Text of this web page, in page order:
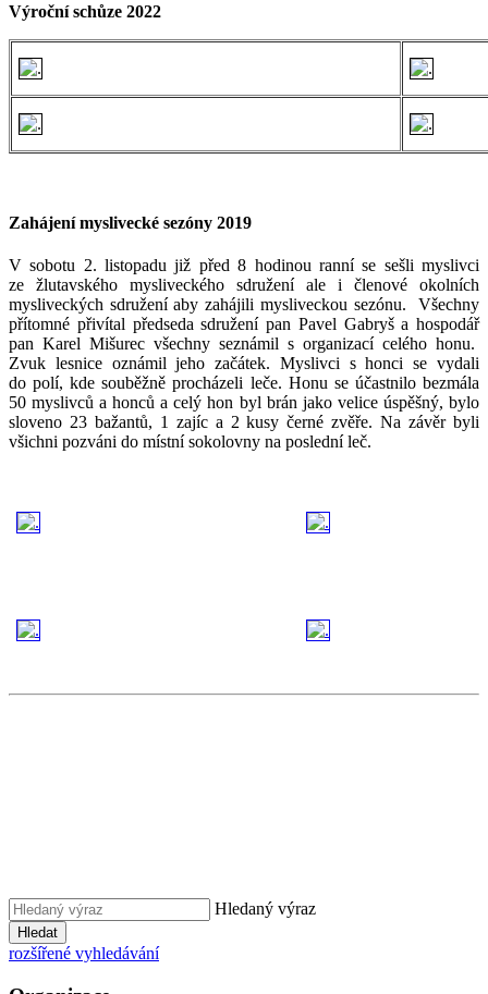
Výroční schůze 2022
Zahájení myslivecké sezóny 2019
V sobotu 2. listopadu již před 8 hodinou ranní se sešli myslivci
ze žlutavského mysliveckého sdružení ale i členové okolních
mysliveckých sdružení aby zahájili mysliveckou sezónu. Všechny
přítomné přivítal předseda sdružení pan Pavel Gabryš a hospodář
pan Karel Mišurec všechny seznámil s organizací celého honu.
Zvuk lesnice oznámil jeho začátek. Myslivci s honci se vydali
do polí, kde souběžně procházeli leče. Honu se účastnilo bezmála
50 myslivců a honců a celý hon byl brán jako velice úspěšný, bylo
sloveno 23 bažantů, 1 zajíc a 2 kusy černé zvěře. Na závěr byli
všichni pozváni do místní sokolovny na poslední leč.
Hledaný výraz
Hledat
rozšířené vyhledávání